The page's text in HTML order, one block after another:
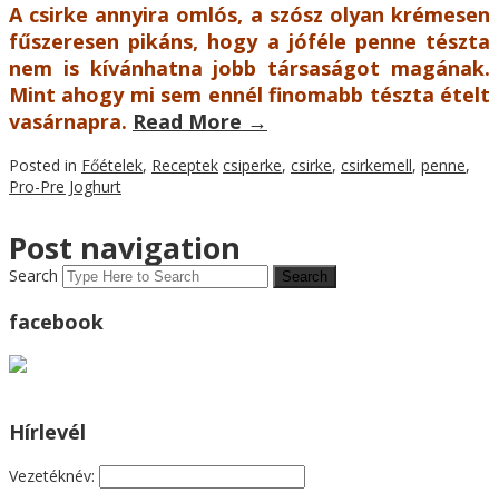
A csirke annyira omlós, a szósz olyan krémesen
fűszeresen pikáns, hogy a jóféle penne tészta
nem is kívánhatna jobb társaságot magának.
Mint ahogy mi sem ennél finomabb tészta ételt
vasárnapra. Read More →
Posted in Főételek, Receptek csiperke, csirke, csirkemell, penne,
Pro-Pre Joghurt
Post navigation
Search
facebook
Hírlevél
Vezetéknév: